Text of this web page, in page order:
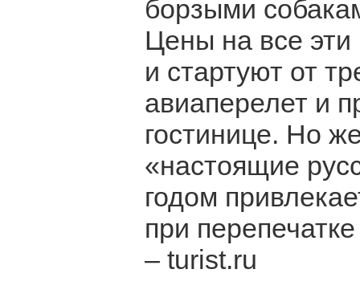
борзыми
Цены на все
и стартуют от
авиаперелет и
гостинице. Но
«настоящие
годом
при
– turist.ru